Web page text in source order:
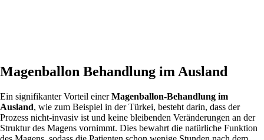
Magenballon Behandlung im Ausland
Ein signifikanter Vorteil einerMagenballon-Behandlung im
Ausland, wie zum Beispiel in der Türkei, besteht darin, dass der
Prozess nicht-invasiv ist und keine bleibenden Veränderungen an der
Struktur des Magens vornimmt. Dies bewahrt die natürliche Funktion